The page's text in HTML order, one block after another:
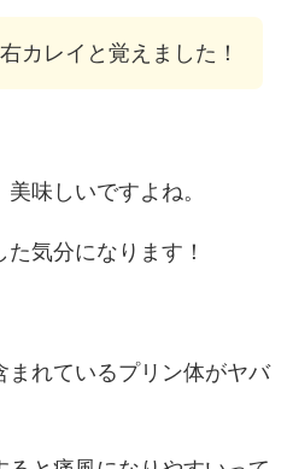
カレイと覚えました！
味しいですよね。
気分になります！
まれているプリン体がヤバ